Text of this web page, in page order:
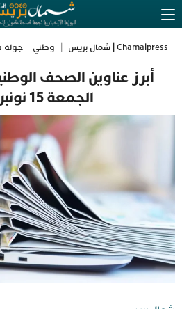
Chamalpress | شمال بريس وطني جولة
أبرز عناوين الصحف
الجمعة 15 نونبر 2024